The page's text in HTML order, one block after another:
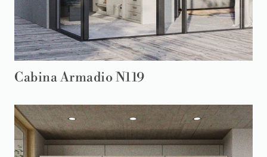
Cabina Armadio N119